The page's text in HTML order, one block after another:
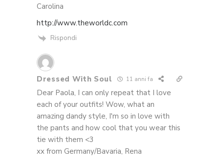
Carolina
http://www.theworldc.com
Rispondi
Dressed With Soul 11 anni fa
Dear Paola, I can only repeat that I love
each of your outfits! Wow, what an
amazing dandy style, I'm so in love with
the pants and how cool that you wear this
tie with them <3
xx from Germany/Bavaria, Rena